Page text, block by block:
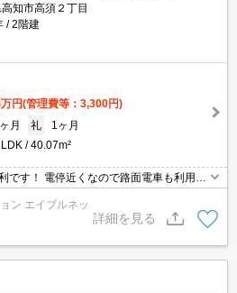
知市高須２丁目
2階建
万円(管理費等：3,300円)
月 礼
1ヶ月
40.07m²
です！ 電停近くなので路面電車も利用し
ン エイブルネッ
詳細を見る